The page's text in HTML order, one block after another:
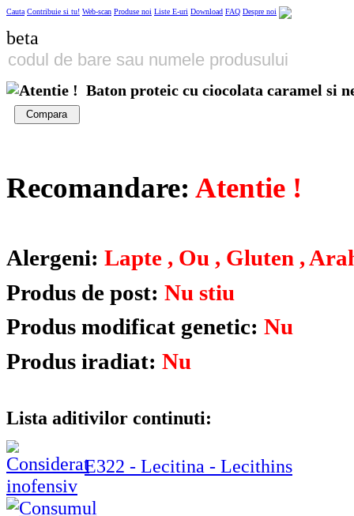
Cauta Contribuie si tu! Web-scan Produse noi Liste E-uri Download FAQ Despre noi
beta
Baton proteic cu ciocolata caramel si
Compara
Recomandare: Atentie !
Alergeni: Lapte , Ou , Gluten ,
Produs de post: Nu stiu
Produs modificat genetic: Nu
Produs iradiat: Nu
Lista aditivilor continuti:
E322 - Lecitina - Lecithins